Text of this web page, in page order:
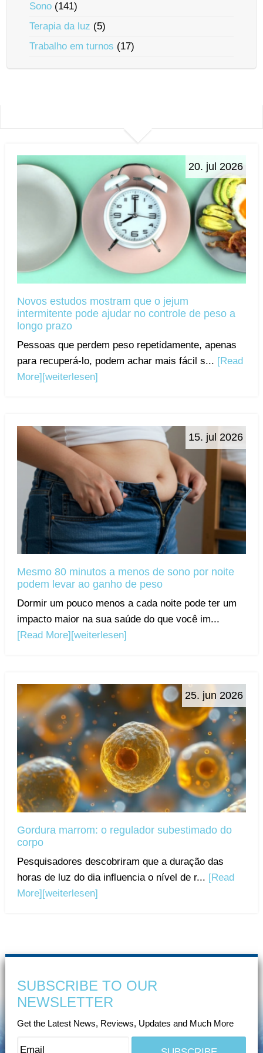
Sono (141)
Terapia da luz (5)
Trabalho em turnos (17)
20. jul 2026
Novos estudos mostram que o jejum
intermitente pode ajudar no controle de peso a
longo prazo
Pessoas que perdem peso repetidamente, apenas
para recuperá-lo, podem achar mais fácil s... [Read
More] [weiterlesen]
15. jul 2026
Mesmo 80 minutos a menos de sono por noite
podem levar ao ganho de peso
Dormir um pouco menos a cada noite pode ter um
impacto maior na sua saúde do que você im...
[Read More] [weiterlesen]
25. jun 2026
Gordura marrom: o regulador subestimado do
corpo
Pesquisadores descobriram que a duração das
horas de luz do dia influencia o nível de r... [Read
More] [weiterlesen]
SUBSCRIBE TO OUR
NEWSLETTER
Get the Latest News, Reviews, Updates and Much More